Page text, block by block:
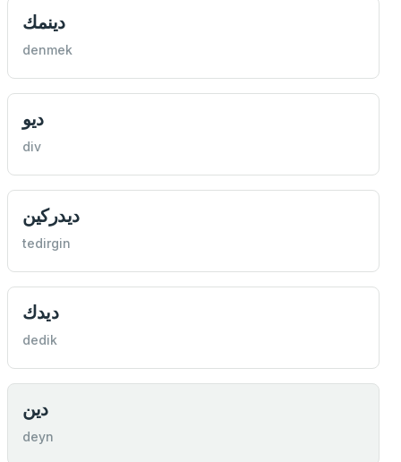
دينمك
denmek
ديو
div
ديدركين
tedirgin
ديدك
dedik
دين
deyn